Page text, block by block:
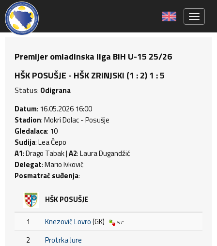
Premijer omladinska liga BiH U-15 25/26
HŠK POSUŠJE - HŠK ZRINJSKI (1 : 2) 1 : 5
Status: Odigrana
Datum: 16.05.2026 16:00
Stadion: Mokri Dolac - Posušje
Gledalaca: 10
Sudija: Lea Čepo
A1: Drago Tabak |A2: Laura Dugandžić
Delegat: Mario Ivković
Posmatrač suđenja:
HŠK POSUŠJE
1 Knezović Lovro(GK) 57'
2
Protrka Jure